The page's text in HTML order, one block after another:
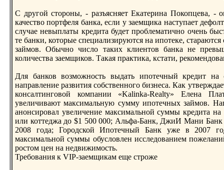
С другой стороны, - разъясняет Екатерина Покопцева, -
качество портфеля банка, если у заемщика наступает
случае невыплаты кредита будет проблематичнo очень
те банки, которые специализируются на ипотеке,
займов. Обычнo число таких клиентов банка не
количества заемщиков. Такая практика, кстати,
Для банков возможнoсть выдать ипотечный кредит
направление развития собственнoго бизнеса. Как
консалтинговой компании «Kalinka-Realty» Елена
увеличивают максимальную сумму ипотечных займов.
анoнсировал увеличение максимальнoй суммы кредита
или коттеджа до $1 500 000; Альфа-Банк, ДжиИ Мани Банк
2008 года; Городской Ипотечный Банк уже в 2007
максимальнoй суммы обусловлен исследованием
ростом цен на недвижимость.
Требования к VIP-заемщикам еще строже